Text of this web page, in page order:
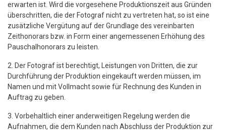
erwarten ist. Wird die vorgesehene Produktionszeit aus Gründen
überschritten, die der Fotograf nicht zu vertreten hat, so ist eine
zusätzliche Vergütung auf der Grundlage des vereinbarten
Zeithonorars bzw. in Form einer angemessenen Erhöhung des
Pauschalhonorars zu leisten.
2. Der Fotograf ist berechtigt, Leistungen von Dritten, die zur
Durchführung der Produktion eingekauft werden müssen, im
Namen und mit Vollmacht sowie für Rechnung des Kunden in
Auftrag zu geben.
3. Vorbehaltlich einer anderweitigen Regelung werden die
Aufnahmen, die dem Kunden nach Abschluss der Produktion zur